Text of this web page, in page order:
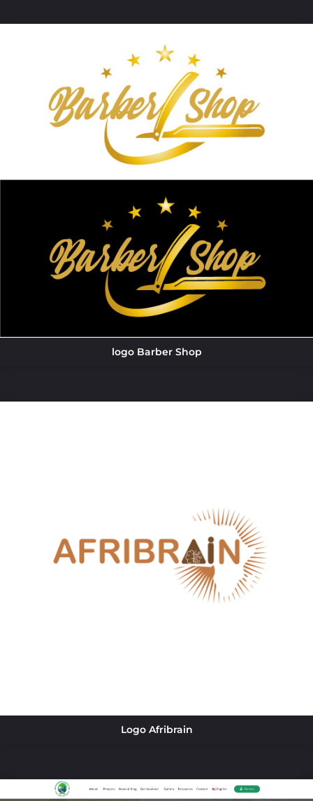
logo Barber Shop
Logo Afribrain